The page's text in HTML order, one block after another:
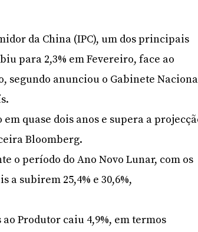
da China (IPC), um dos principais
para 2,3% em Fevereiro, face ao
segundo anunciou o Gabinete
quase dois anos e supera a
Bloomberg.
o período do Ano Novo Lunar, com os
a subirem 25,4% e 30,6%,
Produtor caiu 4,9%, em termos